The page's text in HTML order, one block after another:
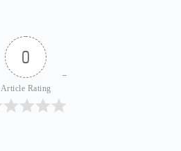
0
Article Rating